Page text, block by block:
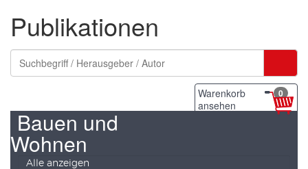
Publikationen
Warenkorb
ansehen
0
Bauen und
Wohnen
Alle anzeigen